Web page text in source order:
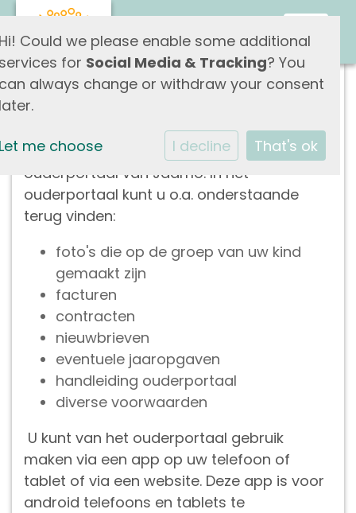
Ouderportaal
Wij werken met een afgeschermd
ouderportaal van Jaamo. In het
ouderportaal kunt u o.a. onderstaande
terug vinden:
foto's die op de groep van uw kind
gemaakt zijn
facturen
contracten
nieuwbrieven
eventuele jaaropgaven
handleiding ouderportaal
diverse voorwaarden
U kunt van het ouderportaal gebruik
maken via een app op uw telefoon of
tablet of via een website. Deze app is voor
android telefoons en tablets te
Could we please enable some additional
for Social Media & Tracking? You
always change or withdraw your consent
me choose I decline That's ok